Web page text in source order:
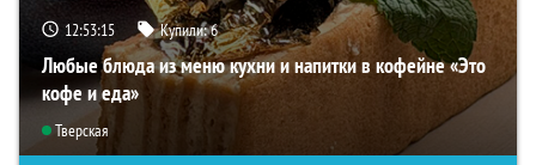
12:53:14 Купили:6
Любые блюда из меню кухни и напитки в кофейне «Это
кофе и еда»
Тверская